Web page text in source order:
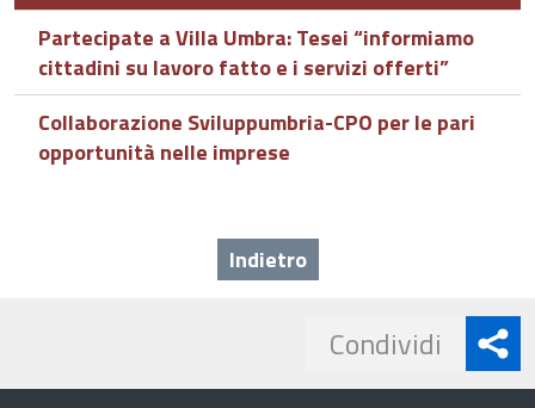
Partecipate a Villa Umbra: Tesei “informiamo
cittadini su lavoro fatto e i servizi offerti”
Collaborazione Sviluppumbria-CPO per le pari
opportunità nelle imprese
Indietro
button
Condividi